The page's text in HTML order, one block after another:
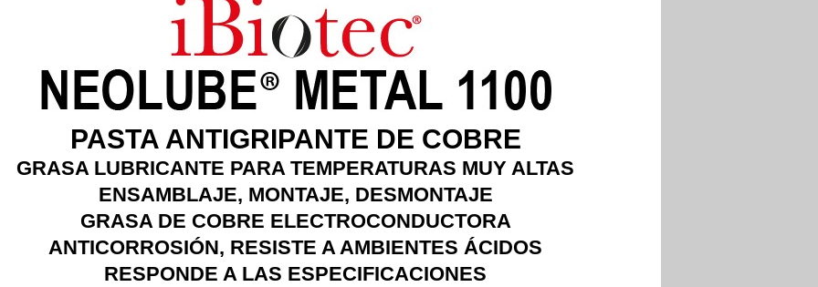
PASTA ANTIGRIPANTE DE COBRE
GRASA LUBRICANTE PARA TEMPERATURAS MUY ALTAS
ENSAMBLAJE, MONTAJE, DESMONTAJE
GRASA DE COBRE ELECTROCONDUCTORA
ANTICORROSIÓN, RESISTE A AMBIENTES ÁCIDOS
RESPONDE A LAS ESPECIFICACIONES